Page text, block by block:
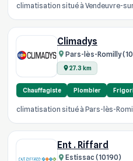
climatisation situé à Vendeuvre-
Climadys
Pars-lès-Romilly
27.3 km
Chauffagiste Plombier
climatisation situé à Pars-lès-
Ent . Riffard
Estissac (10190)